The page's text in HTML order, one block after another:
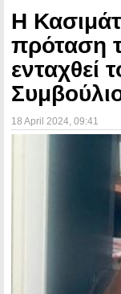
Η
πρόταση
ενταχθεί
18 April 2024 , 09:41